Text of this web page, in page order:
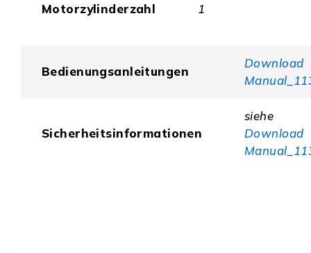
Motorzylinderzahl 1
Bedienungsanleitungen
Download
Sicherheitsinformationen
siehe
Download